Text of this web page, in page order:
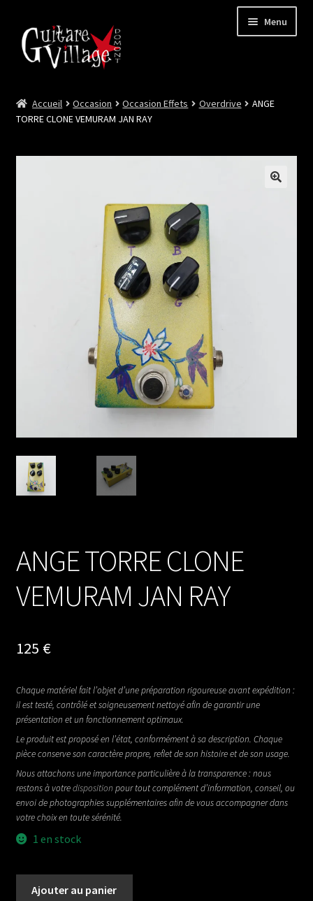
Menu
Neuf
le
enfant
Accueil Occasion Occasion Effets Overdrive
ANGE
TORRE CLONE VEMURAM JAN RAY
ANGE TORRE CLONE
VEMURAM JAN RAY
125 €
Chaque matériel fait l’objet d’une préparation rigoureuse avant expédition :
il est testé, contrôlé et soigneusement nettoyé afin de garantir une
présentation et un fonctionnement optimaux.
Le produit est proposé en l’état, conformément à sa description. Chaque
pièce conserve son caractère propre, reflet de son histoire et de son usage.
Nous attachons une importance particulière à la transparence : nous
restons à votredisposition pour tout complément d’information, conseil, ou
envoi de photographies supplémentaires afin de vous accompagner dans
votre choix en toute sérénité.
1 en stock
Ajouter au panier